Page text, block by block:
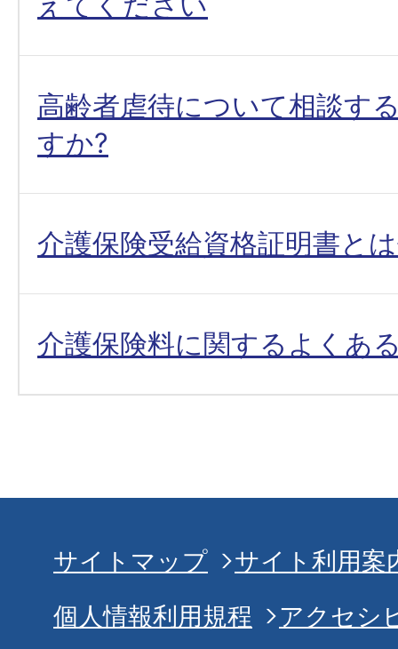
高齢者虐待について相談す
すか?
介護保険受給資格証明書と
介護保険料に関するよくあ
サイトマップ
サイト利用案
個人情報利用規程
アクセシ